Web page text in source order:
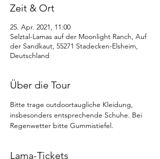
Zeit & Ort
25. Apr. 2021, 11:00
Selztal-Lamas auf der Moonlight Ranch, Auf
der Sandkaut, 55271 Stadecken-Elsheim,
Deutschland
Über die Tour
Bitte trage outdoortaugliche Kleidung,
insbesonders entsprechende Schuhe. Bei
Regenwetter bitte Gummistiefel.
Lama-Tickets